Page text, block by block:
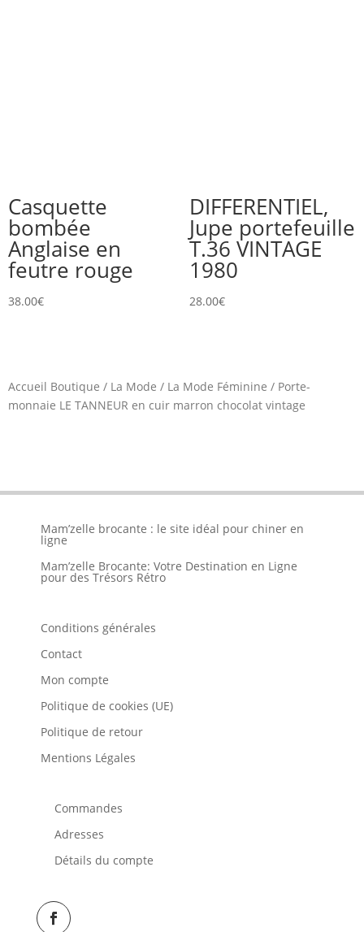
Casquette
bombée
Anglaise en
feutre rouge
38.00€
DIFFERENTIEL,
Jupe portefeuille
T.36 VINTAGE
1980
28.00€
Accueil Boutique / La Mode / La Mode Féminine / Porte-
monnaie LE TANNEUR en cuir marron chocolat vintage
Mam’zelle brocante : le site idéal pour chiner en
ligne
Mam’zelle Brocante: Votre Destination en Ligne
pour des Trésors Rétro
Conditions générales
Contact
Mon compte
Politique de cookies (UE)
Politique de retour
Mentions Légales
Commandes
Adresses
Détails du compte